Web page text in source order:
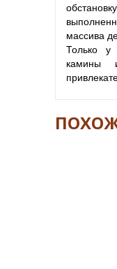
массива
Только у
камины